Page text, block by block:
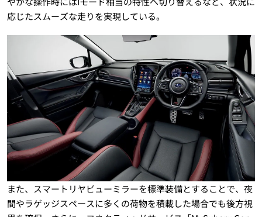
応じたスムーズな走りを実現している。
また、スマートリヤビューミラーを標準装備とすることで、夜
間やラゲッジスペースに多くの荷物を積載した場合でも後方視